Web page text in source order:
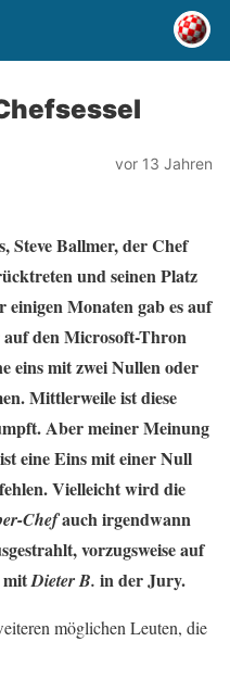
vor 13 Jahren
Steve Ballmer, der Chef
und seinen Platz
Monaten gab es auf
den Microsoft-Thron
eins mit zwei Nullen oder
Mittlerweile ist diese
Aber meiner Meinung
eine Eins mit einer Null
Vielleicht wird die
Chefauch irgendwann
vorzugsweise auf
mitDieter B. in der Jury.
möglichen Leuten, die